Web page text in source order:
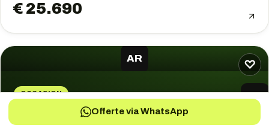
€ 25.690
♡
AR
OCCASION AR
Alfa Romeo Junior Elettrica Automaat
Offerte via WhatsApp